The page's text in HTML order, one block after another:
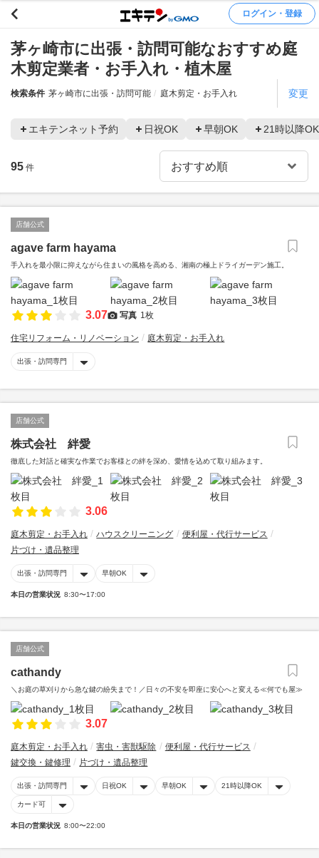
ログイン・登録
茅ヶ崎市に出張・訪問可能なおすすめ庭
木剪定業者・お手入れ・植木屋
検索条件 茅ヶ崎市に出張・訪問可能 庭木剪定・お手入れ 変更
エキテンネット予約 日祝OK 早朝OK 21時以降OK
95 件
店舗公式
agave farm hayama
手入れを最小限に抑えながら住まいの風格を高める、湘南の極上ドライガーデン施工。
3.07 写真 1枚
住宅リフォーム・リノベーション 庭木剪定・お手入れ
出張・訪問専門
店舗公式
株式会社 絆愛
徹底した対話と確実な作業でお客様との絆を深め、愛情を込めて取り組みます。
3.06
庭木剪定・お手入れ ハウスクリーニング
便利屋・代行サービス
片づけ・遺品整理
出張・訪問専門 早朝OK
本日の営業状況 8:30〜17:00
店舗公式
cathandy
＼お庭の草刈りから急な鍵の紛失まで！／日々の不安を即座に安心へと変える≪何でも屋≫
3.07
庭木剪定・お手入れ 害虫・害獣駆除
便利屋・代行サービス
鍵交換・鍵修理
片づけ・遺品整理
出張・訪問専門 日祝OK 早朝OK 21時以降OK
カード可
本日の営業状況 8:00〜22:00